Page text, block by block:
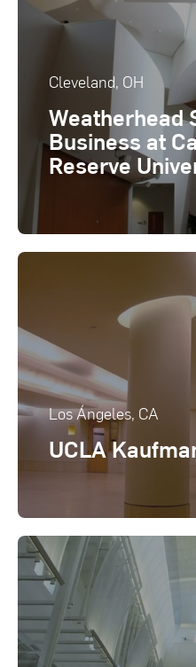
Cleveland, OH
Weatherhead
Business at
Reserve
Los Ángeles, CA
UCLA